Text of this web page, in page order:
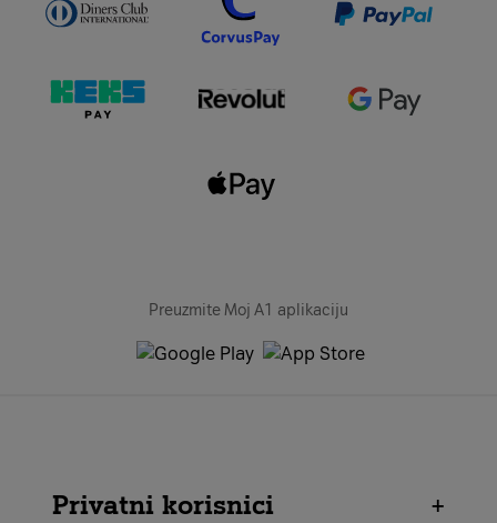
Preuzmite Moj A1 aplikaciju
Privatni korisnici
+